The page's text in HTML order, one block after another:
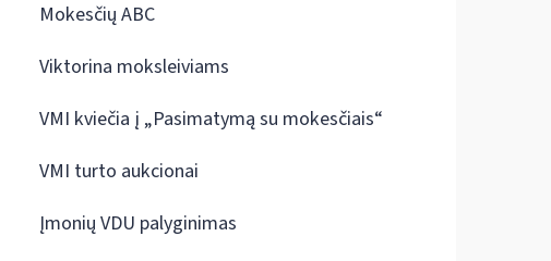
Mokesčių ABC
Viktorina moksleiviams
VMI kviečia į „Pasimatymą su mokesčiais“
VMI turto aukcionai
Įmonių VDU palyginimas